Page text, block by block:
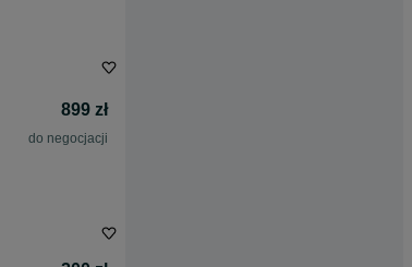
899 zł
do negocjacji